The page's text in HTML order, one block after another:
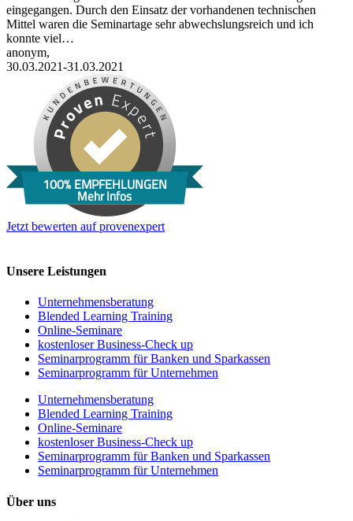
eingegangen. Durch den Einsatz der vorhandenen technischen
Mittel waren die Seminartage sehr abwechslungsreich und ich
konnte viel…
anonym,
30.03.2021-31.03.2021
100% EMPFEHLUNGEN
Mehr Infos
Jetzt bewerten auf provenexpert
Unsere Leistungen
Unternehmens­beratung
Blended Learning Training
Online-Seminare
kostenloser Business-Check up
Seminarprogramm für Banken und Sparkassen
Seminarprogramm für Unternehmen
Unternehmens­beratung
Blended Learning Training
Online-Seminare
kostenloser Business-Check up
Seminarprogramm für Banken und Sparkassen
Seminarprogramm für Unternehmen
Über uns